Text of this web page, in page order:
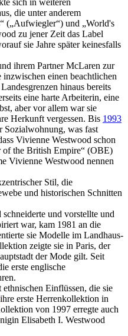
die unter anderem
(„Aufwiegler“) und „World's
zu jener Zeit das Label
sie Jahre später keinesfalls
ihrem Partner McLaren zur
einen beachtlichen
hinaus bereits
eine harte Arbeiterin, eine
aber vor allem war sie
Herkunft vergessen. Bis 1993
Sozialwohnung, was fast
Vivienne Westwood schon
of the British Empire“ (OBE)
Vivienne Westwood nennen
Stil, die
und historischen Schnitten
und vorstellte und
war, kam 1981 an die
sie Modelle im Landhaus-
zeigte sie in Paris, der
der Mode gilt. Seit
erste englische
Einflüssen, die sie
ihre erste Herrenkollektion in
von 1997 erregte auch
Elisabeth I. Westwood